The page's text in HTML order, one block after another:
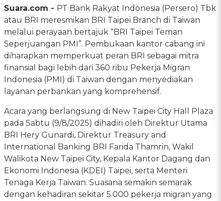
Suara.com - PT Bank Rakyat Indonesia (Persero) Tbk
atau BRI meresmikan BRI Taipei Branch di Taiwan
melalui perayaan bertajuk “BRI Taipei Teman
Seperjuangan PMI”. Pembukaan kantor cabang ini
diharapkan memperkuat peran BRI sebagai mitra
finansial bagi lebih dari 360 ribu Pekerja Migran
Indonesia (PMI) di Taiwan dengan menyediakan
layanan perbankan yang komprehensif.
Acara yang berlangsung di New Taipei City Hall Plaza
pada Sabtu (9/8/2025) dihadiri oleh Direktur Utama
BRI Hery Gunardi, Direktur Treasury and
International Banking BRI Farida Thamrin, Wakil
Walikota New Taipei City, Kepala Kantor Dagang dan
Ekonomi Indonesia (KDEI) Taipei, serta Menteri
Tenaga Kerja Taiwan. Suasana semakin semarak
dengan kehadiran sekitar 5.000 pekerja migran yang